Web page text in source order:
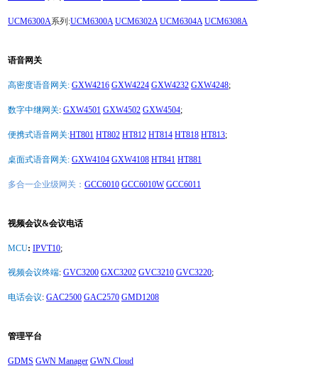
UCM6300A系列:UCM6300A UCM6302A UCM6304A UCM6308A
语音网关
高密度语音网关: GXW4216 GXW4224 GXW4232 GXW4248;
数字中继网关: GXW4501 GXW4502 GXW4504;
便携式语音网关:HT801 HT802 HT812 HT814 HT818 HT813;
桌面式语音网关: GXW4104 GXW4108 HT841 HT881
多合一企业级网关： GCC6010 GCC6010W GCC6011
视频会议&会议电话
MCU: IPVT10;
视频会议终端: GVC3200 GXC3202 GVC3210 GVC3220;
电话会议: GAC2500 GAC2570 GMD1208
管理平台
GDMS GWN Manager GWN.Cloud